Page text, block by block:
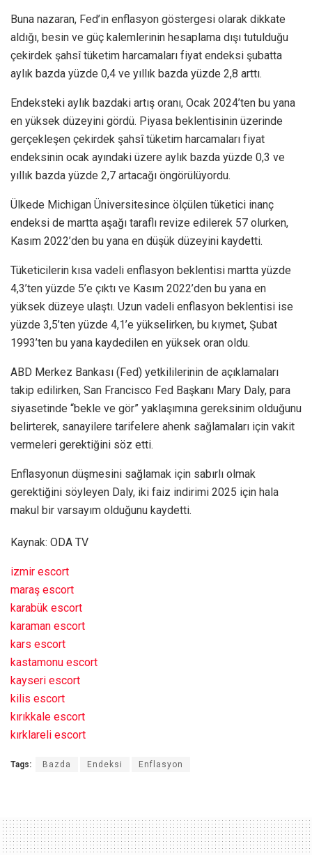
Buna nazaran, Fed’in enflasyon göstergesi olarak dikkate
aldığı, besin ve güç kalemlerinin hesaplama dışı tutulduğu
çekirdek şahsî tüketim harcamaları fiyat endeksi şubatta
aylık bazda yüzde 0,4 ve yıllık bazda yüzde 2,8 arttı.
Endeksteki aylık bazdaki artış oranı, Ocak 2024’ten bu yana
en yüksek düzeyini gördü. Piyasa beklentisinin üzerinde
gerçekleşen çekirdek şahsî tüketim harcamaları fiyat
endeksinin ocak ayındaki üzere aylık bazda yüzde 0,3 ve
yıllık bazda yüzde 2,7 artacağı öngörülüyordu.
Ülkede Michigan Üniversitesince ölçülen tüketici inanç
endeksi de martta aşağı taraflı revize edilerek 57 olurken,
Kasım 2022’den bu yana en düşük düzeyini kaydetti.
Tüketicilerin kısa vadeli enflasyon beklentisi martta yüzde
4,3’ten yüzde 5’e çıktı ve Kasım 2022’den bu yana en
yüksek düzeye ulaştı. Uzun vadeli enflasyon beklentisi ise
yüzde 3,5’ten yüzde 4,1’e yükselirken, bu kıymet, Şubat
1993’ten bu yana kaydedilen en yüksek oran oldu.
ABD Merkez Bankası (Fed) yetkililerinin de açıklamaları
takip edilirken, San Francisco Fed Başkanı Mary Daly, para
siyasetinde “bekle ve gör” yaklaşımına gereksinim olduğunu
belirterek, sanayilere tarifelere ahenk sağlamaları için vakit
vermeleri gerektiğini söz etti.
Enflasyonun düşmesini sağlamak için sabırlı olmak
gerektiğini söyleyen Daly, iki faiz indirimi 2025 için hala
makul bir varsayım olduğunu kaydetti.
Kaynak: ODA TV
izmir escort
maraş escort
karabük escort
karaman escort
kars escort
kastamonu escort
kayseri escort
kilis escort
kırıkkale escort
kırklareli escort
Tags: Bazda Endeksi Enflasyon